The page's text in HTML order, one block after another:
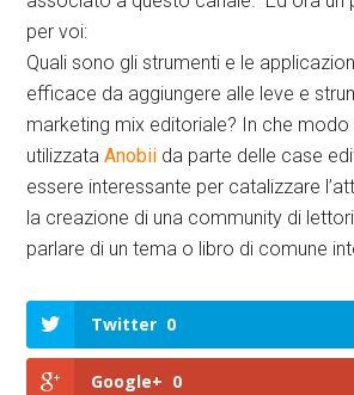
per voi:
Quali sono gli strumenti e le
efficace da aggiungere alle leve e
marketing mix editoriale? In che
utilizzataAnobii da parte delle case
essere interessante per catalizzare
la creazione di una community di
parlare di un tema o libro di comune
Twitter 0
Google+ 0